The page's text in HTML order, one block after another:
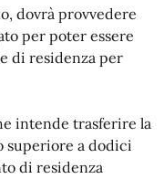
dovrà provvedere
per poter essere
di residenza per
intende trasferire la
superiore a dodici
di residenza